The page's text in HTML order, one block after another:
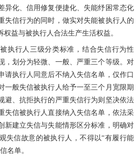
异化、信用修复便捷化、失能纾困常态化
失信行为的同时，做实对失能被执行人的
益与被执行人合法生产生活权益。
执行人三级分类标准，结合失信行为性
，划分为轻微、一般、严重三个等级。对
请执行人同意后不纳入失信名单，仅作口
一般失信被执行人给予一至三个月宽限期
避、抗拒执行的严重失信行为则坚决依法
失信被执行人直接纳入失信名单，依法采
新建立失信与失能情形区分标准，明确对
失信故意的被执行人，不得以“有履行能
名单。